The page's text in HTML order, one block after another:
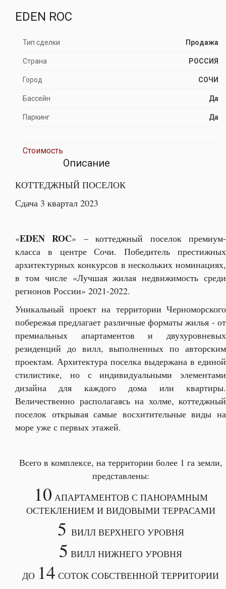
EDEN ROC
Тип сделки Продажа
Страна РОССИЯ
Город СОЧИ
Бассейн Да
Паркинг Да
Стоимость
Описание
КОТТЕДЖНЫЙ ПОСЕЛОК
Сдача 3 квартал 2023
«EDEN ROC» – коттеджный поселок премиум-
класса в центре Сочи. Победитель престижных
архитектурных конкурсов в нескольких номинациях,
в том числе «Лучшая жилая недвижимость среди
регионов России» 2021-2022.
Уникальный проект на территории Черноморского
побережья предлагает различные форматы жилья - от
премиальных апартаментов и двухуровневых
резиденций до вилл, выполненных по авторским
проектам. Архитектура поселка выдержана в единой
стилистике, но с индивидуальными элементами
дизайна для каждого дома или квартиры.
Величественно располагаясь на холме, коттеджный
поселок открывая самые восхитительные виды на
море уже с первых этажей.
Всего в комплексе, на территории более 1 га земли,
представлены:
10 АПАРТАМЕНТОВ С ПАНОРАМНЫМ
ОСТЕКЛЕНИЕМ И ВИДОВЫМИ ТЕРРАСАМИ
5 ВИЛЛ ВЕРХНЕГО УРОВНЯ
5 ВИЛЛ НИЖНЕГО УРОВНЯ
ДО 14 СОТОК СОБСТВЕННОЙ ТЕРРИТОРИИ